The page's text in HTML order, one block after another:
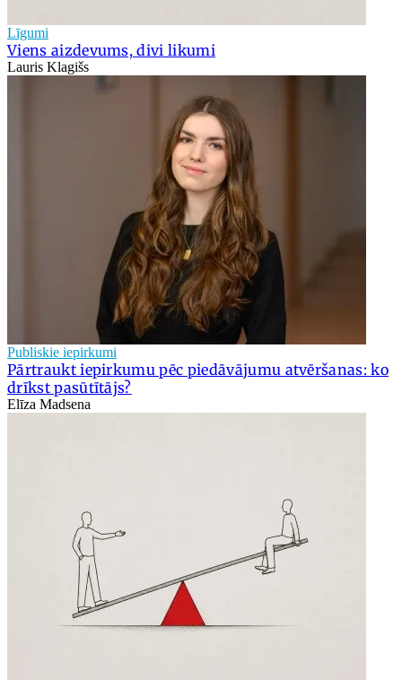
Līgumi
Viens aizdevums, divi likumi
Lauris Klagišs
Publiskie iepirkumi
Pārtraukt iepirkumu pēc piedāvājumu atvēršanas: ko
drīkst pasūtītājs?
Elīza Madsena